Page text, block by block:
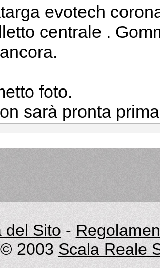
evotech
centrale .
foto.
sarà pronta
del Sito -
© 2003 Scala Reale